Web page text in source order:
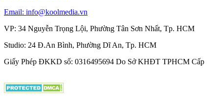
Email: info@koolmedia.vn
VP: 34 Nguyễn Trọng Lội, Phường Tân Sơn Nhất, Tp. HCM
Studio: 24 Đ.An Bình, Phường Dĩ An, Tp. HCM
Giấy Phép ĐKKD số: 0316495694 Do Sở KHĐT TPHCM Cấp